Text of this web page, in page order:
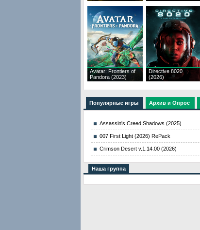
Avatar: Frontiers of
Pandora (2023)
Directive 8020
(2026)
Популярные игры Архив и Опрос
Assassin's Creed Shadows (2025)
007 First Light (2026) RePack
Crimson Desert v.1.14.00 (2026)
Наша группа